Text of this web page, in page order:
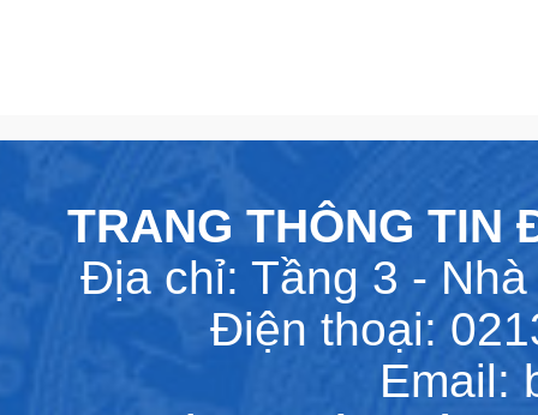
TRANG THÔNG TIN
Địa chỉ: Tầng 3 -
Điện thoại:
Email: